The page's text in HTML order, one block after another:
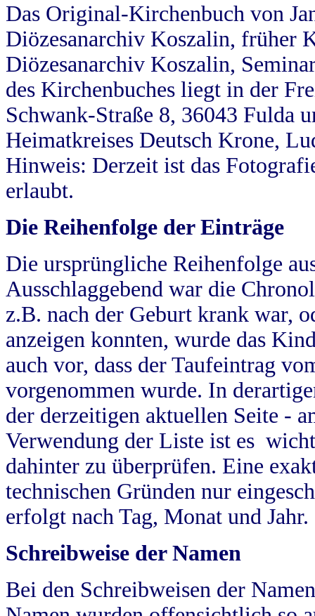
Das Original-Kirchenbuch von
Diözesanarchiv Koszalin, früher
Diözesanarchiv Koszalin,
des Kirchenbuches liegt in der
Schwank-Straße 8, 36043 Fulda
Heimatkreises Deutsch Krone,
Hinweis: Derzeit ist das
erlaubt.
Die Reihenfolge der Einträge
Die ursprüngliche Reihenfolge
Ausschlaggebend war die
z.B. nach der Geburt krank war,
anzeigen konnten, wurde das
auch vor, dass der Taufeintrag
vorgenommen wurde. In
der derzeitigen aktuellen Seite -
Verwendung der Liste ist es
dahinter zu überprüfen. Eine
technischen Gründen nur
erfolgt nach Tag, Monat und Jahr.
Schreibweise der Namen
Bei den Schreibweisen der